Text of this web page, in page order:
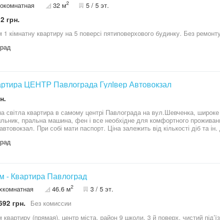
18 м³ (дуже великий, не потребує частого відкачування).
(для зберігання врожаю, інструменту). Альтанка. Теплиця з
Будівельні матеріали: На ділянці є залишки стройматеріалів –
для дрібних доробок або господарства). Інфраструктура
в 3-5 хвилинах ходьби: Супермаркети, піцерія, кав'ярні, безліч
лікарня. Парк з дитячим майданчиком, стадіон. Автобусна зупинка.
готовий до заселення. Ніяких "підводних каменів" — усе чесно та
32 м2 5 / 5 эт.
грн.
кімнатну квартиру на 5 поверсі пятиповерхового будинку. Без
ЦЕНТР Павлограда ГулІвер Автовокзал
квартира в самому центрі Павлограда на вул.Шевченка, широке ліжко з гарним матрасом,
пральна машина, фен і все необхідне для комфортного проживання є. Поряд рестораны, Сильпо та
ринок, автовокзал. При собі мати паспорт. Ціна залежить від кількості
- Квартира Павлоград
46.6 м2 3 / 5 эт.
грн.
Без комиссии
(прямая), центр міста, район 9 школи, 3 й поверх, чистий